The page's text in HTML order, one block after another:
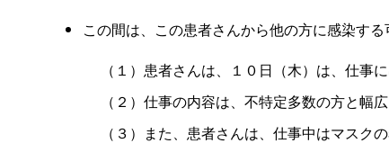
この間は、この患者さんから他の方に感染す
（１）患者さんは、１０日（木）は、仕事
（２）仕事の内容は、不特定多数の方と幅
（３）また、患者さんは、仕事中はマスク